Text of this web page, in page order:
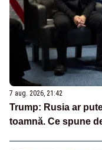
7 aug. 2026, 21:42
Trump: Rusia ar
toamnă. Ce spune